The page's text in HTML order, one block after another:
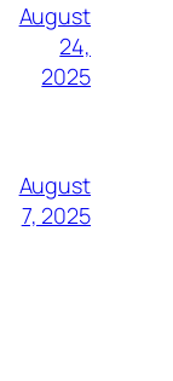
August
24,
2025
August
7, 2025